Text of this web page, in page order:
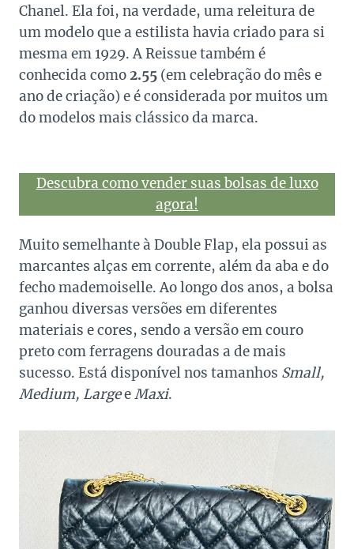
Chanel. Ela foi, na verdade, uma releitura de
um modelo que a estilista havia criado para si
mesma em 1929. A Reissue também é
conhecida como2.55 (em celebração do mês e
ano de criação) e é considerada por muitos um
do modelos mais clássico da marca.
Descubra como vender suas bolsas de luxo
agora!
Muito semelhante à Double Flap, ela possui as
marcantes alças em corrente, além da aba e do
fecho mademoiselle. Ao longo dos anos, a bolsa
ganhou diversas versões em diferentes
materiais e cores, sendo a versão em couro
preto com ferragens douradas a de mais
sucesso. Está disponível nos tamanhos Small,
Medium, LargeeMaxi.